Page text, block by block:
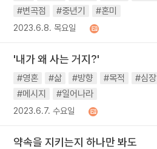
#변곡점
#중년기 #혼미
2023.6.8. 목요일
'내가 왜 사는 거지?'
#영혼 #삶 #방향 #목적 #심장
#메시지
#일어나라
2023.6.7. 수요일
약속을 지키는지 하나만 봐도